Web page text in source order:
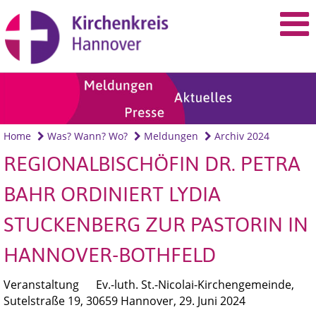
Home Was? Wann? Wo? Meldungen Archiv 2024
REGIONALBISCHÖFIN DR. PETRA
BAHR ORDINIERT LYDIA
STUCKENBERG ZUR PASTORIN IN
HANNOVER-BOTHFELD
Veranstaltung
Ev.-luth. St.-Nicolai-Kirchengemeinde,
Sutelstraße 19, 30659 Hannover, 29. Juni 2024